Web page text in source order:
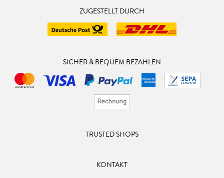
ZUGESTELLT DURCH
SICHER & BEQUEM BEZAHLEN
TRUSTED SHOPS
KONTAKT